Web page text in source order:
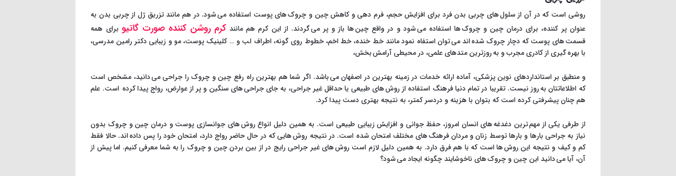
روشی است که در آن از سلول های چربی بدن فرد برای افزایش حجم، فرم دهی و کاهش چین و چروک های پوست استفاده می شود. در هم مانند تزریق ژل از چربی بدن به
عنوان پر کننده، برای درمان چین و چروک ها استفاده می شود و در واقع چین ها باز و پر می گردند. از این کرم هم مانند کرم روشن کننده صورت گاتیو برای همه
قسمت های پوست که دچار چروک شده اند می توان استفاه نمود مانند خط خنده، خط اخم، خطوط روی گونه، اطراف لب و … کلینیک پوست، مو و زیبایی دکتر رامین مدرسی،
با بهره گیری از کادری مجرب و به روزترین متدهای علمی، در محیطی آرامش بخش،
و منطبق بر استانداردهای نوین پزشکی، آماده ارائه خدمات در زمینه بهترین در اصفهان می باشد. اگر شما هم بهترین راه رفع چین و چروک را جراحی می دانید، مشخص است
که اطلاعاتتان به روز نیست. تقریبا در تمام دنیا فرهنگ استفاده از روش های طبیعی یا حداقل غیر جراحی، به جای جراحی های سنگین و پر از عوارض، رواج پیدا کرده است. علم
هم چنان پیشرفتی کرده است که بتوان با هزینه و دردسر کمتر، به نتیجه بهتری دست پیدا کرد.
از طرفی یکی از مهم ترین دغدغه های انسان امروز، حفظ جوانی و افزایش زیبایی طبیعی است. به همین دلیل انواع روش های جوانسازی پوست و درمان چین و چروک بدون
نیاز به جراحی بارها و بارها توسط زنان و مردان فرهنگ های مختلف امتحان شده است. در نتیجه روش هایی که در حال حاضر رواج دارد، امتحان خود را پس داده اند. حالا فقط
کم و کیف و نتیجه این روش ها است که با هم فرق دارد. به همین دلیل لازم است روش های غیر جراحی رایج در از بین بردن چین و چروک را به شما معرفی کنیم. اما پیش از
آن، آیا می دانید این چین و چروک های ناخوشایند چگونه ایجاد می شود؟